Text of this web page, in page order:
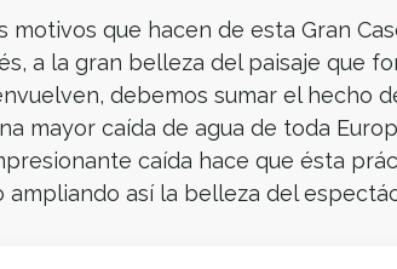
motivos que hacen de esta Gran
a la gran belleza del paisaje que
debemos sumar el hecho
mayor caída de agua de toda
caída hace que ésta
ampliando así la belleza del